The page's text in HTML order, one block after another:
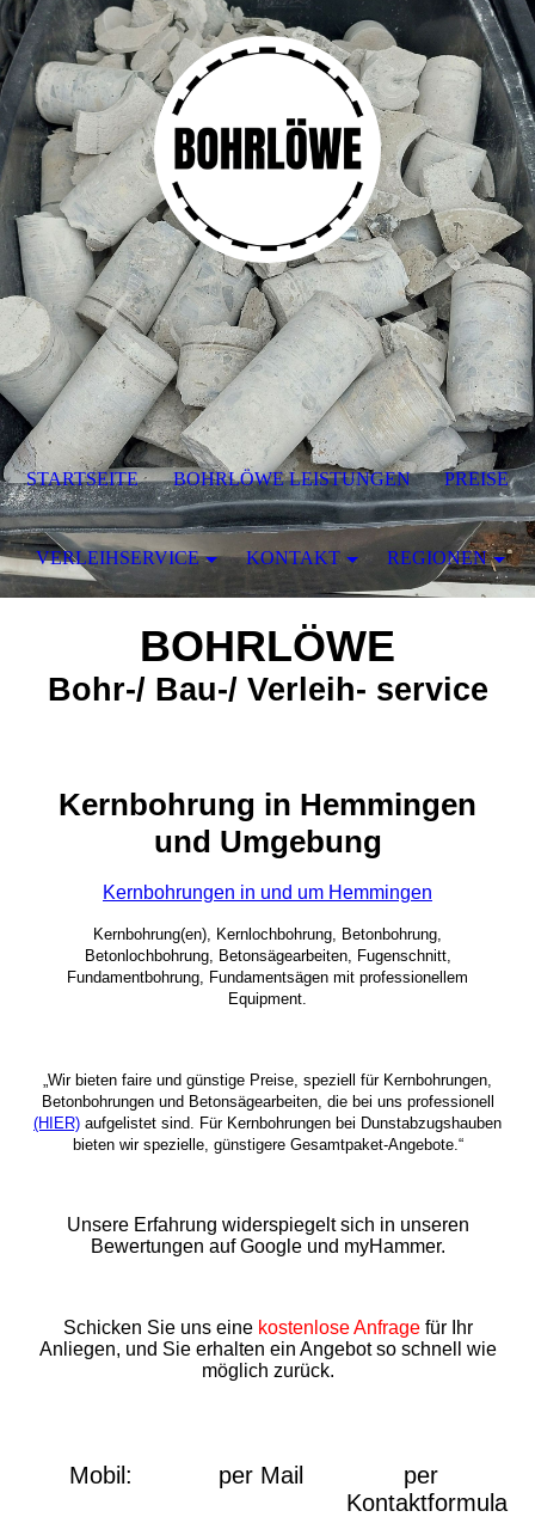
BOHRLÖWE
Bohr-/ Bau-/ Verleih- service
Kernbohrung in Hemmingen
und Umgebung
Kernbohrungen in und um Hemmingen
Kernbohrung(en), Kernlochbohrung, Betonbohrung,
Betonlochbohrung, Betonsägearbeiten, Fugenschnitt,
Fundamentbohrung, Fundamentsägen mit professionellem
Equipment.
„Wir bieten faire und günstige Preise, speziell für Kernbohrungen,
Betonbohrungen und Betonsägearbeiten, die bei uns professionell
(HIER) aufgelistet sind. Für Kernbohrungen bei Dunstabzugshauben
bieten wir spezielle, günstigere Gesamtpaket-Angebote.“
Unsere Erfahrung widerspiegelt sich in unseren
Bewertungen auf Google und myHammer.
Schicken Sie uns eine kostenlose Anfragefür Ihr
Anliegen, und Sie erhalten ein Angebot so schnell wie
möglich zurück.
Mobil: per Mail
per
Kontaktformular:
STARTSEITE BOHRLÖWE LEISTUNGEN PREISE
VERLEIHSERVICE KONTAKT REGIONEN